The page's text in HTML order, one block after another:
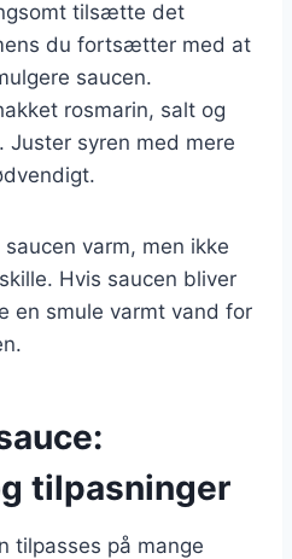
tilsætte det
du fortsætter med at
saucen.
rosmarin, salt og
Juster syren med mere
varm, men ikke
Hvis saucen bliver
en smule varmt vand for
tilpasninger
tilpasses på mange